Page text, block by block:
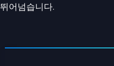
어넘습니다.